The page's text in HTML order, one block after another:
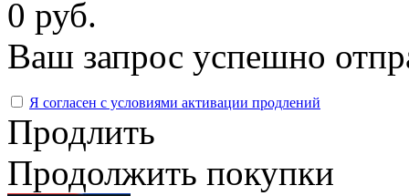
0 руб.
Ваш запрос успешно
Я согласен с условиями активации продлений
Продлить
Продолжить покупки